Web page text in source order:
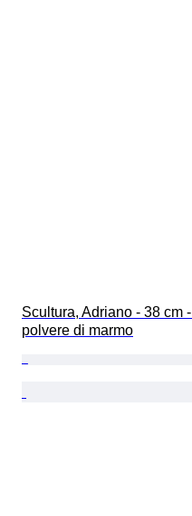
Scultura, Adriano - 38 cm -
polvere di marmo